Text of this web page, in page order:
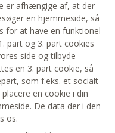
er afhængige af, at der
en hjemmeside, så
at have en funktionel
part og 3. part cookies
side og tilbyde
en 3. part cookie, så
som f.eks. et socialt
en cookie i din
De data der i den
os.